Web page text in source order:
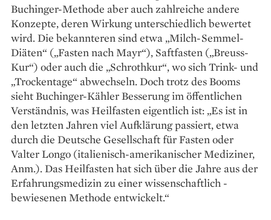
Buchinger-Methode aber auch zahlreiche andere
Konzepte, deren Wirkung unterschiedlich bewertet
wird. Die bekannteren sind etwa „Milch-Semmel-
Diäten“ („Fasten nach Mayr“), Saftfasten („Breuss-
Kur“) oder auch die „Schrothkur“, wo sich Trink- und
„Trockentage“ abwechseln. Doch trotz des Booms
sieht Buchinger-Kähler Besserung im ­öffentlichen
Verständnis, was Heil­fasten eigentlich ist: „Es ist in
den letzten Jahren viel Aufklärung passiert, etwa
durch die Deutsche Gesellschaft für Fasten oder
Valter Longo (italienisch-amerikanischer Mediziner,
Anm.). Das Heilfasten hat sich über die Jahre aus der
Erfahrungsmedizin zu einer wissenschaftlich ­
bewiesenen Methode entwickelt.“